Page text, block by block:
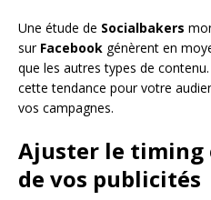
Une étude de Socialbakers
sur Facebook génèrent en
que les autres types de
cette tendance pour votre
vos campagnes.
Ajuster le timing
de vos publicités